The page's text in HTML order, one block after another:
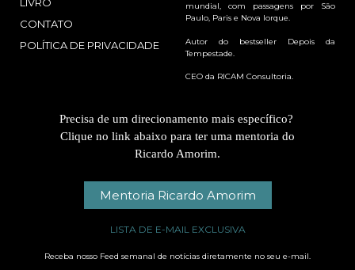
CONTATO
POLÍTICA DE PRIVACIDADE
mundial, com passagens por São
Paulo, Paris e Nova Iorque.
Autor do bestseller Depois da
Tempestade.
CEO da RICAM Consultoria.
Precisa de um direcionamento mais específico?
Clique no link abaixo para ter uma mentoria do
Ricardo Amorim.
Mentoria Ricardo Amorim
LISTA DE E-MAIL EXCLUSIVA
Receba nosso Feed semanal de notícias diretamente no seu e-mail.